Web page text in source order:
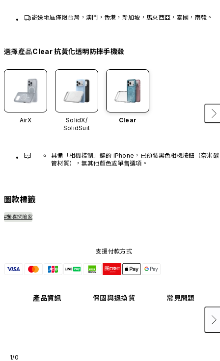
寄送地區僅限台灣，澳門，香港，新加坡，馬來西亞，泰國，南韓。
選擇產品Clear 抗黃化透明防摔手機殼
AirX
SolidX/
SolidSuit
Clear
具備「相機控制」鍵的 iPhone，已預裝黑色相機按鈕（奈米碳
管材質），無其他顏色或單售選項。
圖款標籤
#驚喜探險家
支援付款方式
產品資訊 保固與退換貨 常見問題
1/0